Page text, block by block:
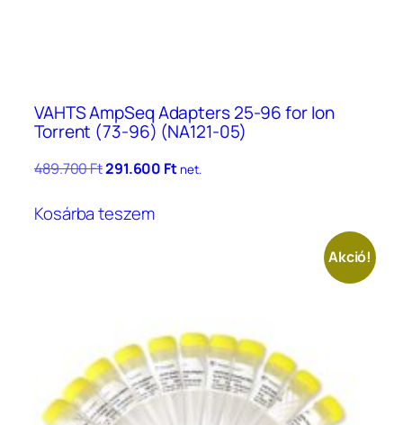
VAHTS AmpSeq Adapters 25-96 for Ion
Torrent (73-96) (NA121-05)
489.700FtOriginal
was:
489.700 Ft.
291.600 FtCurrent
net.
Kosárba teszem
Akció!